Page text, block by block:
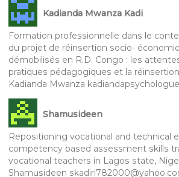
Kadianda Mwanza Kadi
Formation professionnelle dans le
du projet de réinsertion socio-
démobilisés en R.D. Congo : les
pratiques pédagogiques et la
Kadianda Mwanza
Shamusideen
Repositioning vocational and technical
competency based assessment skills
vocational teachers in Lagos state,
Shamusideen